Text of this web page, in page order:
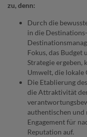
zu, denn:
Durch die
in die
Fokus, das Budget
Strategie ergeben,
Umwelt, die lokale
Die Etablierung
die Attraktivität
authentischen und
Engagement für
Reputation auf.